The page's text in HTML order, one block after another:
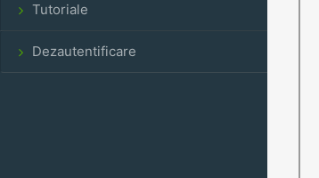
Tutoriale
Dezautentificare